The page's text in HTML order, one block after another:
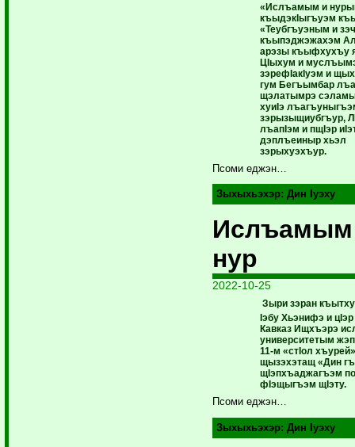
«Ислъамым и
къыдэкIыгъуэм
«Теубгъуэным и
къыпэджэжахэм
арэзы къыфхухъу
ЦIыхум и
зэрефIакIуэм и
гум Бегъымбар
щэлатымрэ
хуиIэ
зэрызыщиубгъур,
лъапIэм и пщIэр
дэплъеиныр хьэл
зэрыхуэхъур.
Псоми еджэн…
Зыхыхьэхэр: Дин Iуэху
нур
2022-10-25
Зыри зэран
Iэбу Хьэнифэ и
Кавказ Ищхъэрэ
университетым
11-м «стIол хъурей»
щызэхэтащ «Дин
щIэпхъаджагъэм
фIэщыгъэм щIэту.
Псоми еджэн…
Зыхыхьэхэр: Дин Iуэху